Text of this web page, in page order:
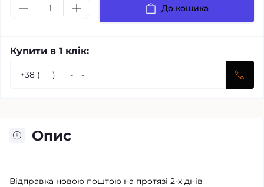
До кошика
Купити в 1 клік:
Опис
Відправка новою поштою на протязі 2-х днів